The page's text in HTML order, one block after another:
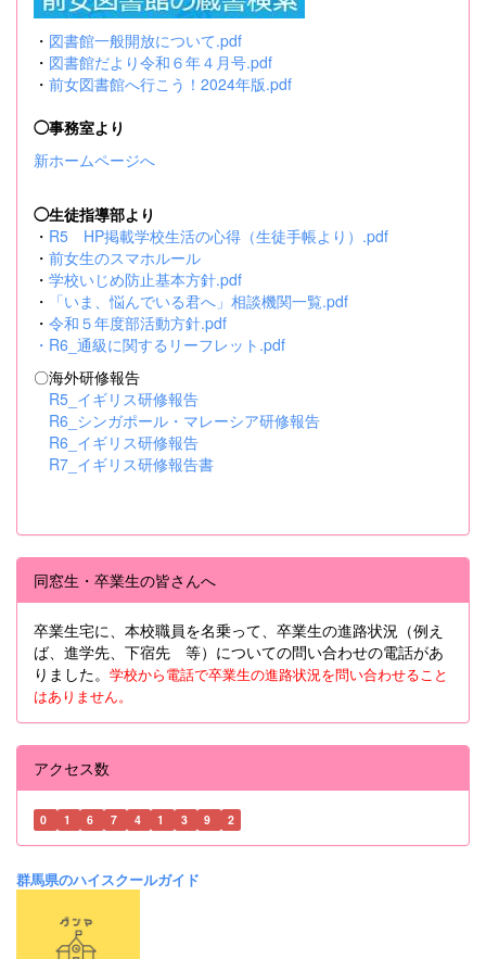
・ 図書館一般開放について.pdf
・ 図書館だより令和６年４月号.pdf
・ 前女図書館へ行こう！2024年版.pdf
◯事務室より
新ホームページへ
◯生徒指導部より
・ R5 HP掲載学校生活の心得（生徒手帳より）.pdf
・ 前女生のスマホルール
・ 学校いじめ防止基本方針.pdf
・
「いま、悩んでいる君へ」相談機関一覧.pdf
・ 令和５年度部活動方針.pdf
・ R6_通級に関するリーフレット.pdf
〇海外研修報告
R5_イギリス研修報告
R6_シンガポール・マレーシア研修報告
R6_イギリス研修報告
R7_イギリス研修報告書
同窓生・卒業生の皆さんへ
卒業生宅に、本校職員を名乗って、卒業生の進路状況（例え
ば、進学先、下宿先 等）についての問い合わせの電話があ
りました。 学校から電話で卒業生の進路状況を問い合わせること
はありません。
アクセス数
0 1 6 7 4 1 3 9 2
群馬県のハイスクールガイド